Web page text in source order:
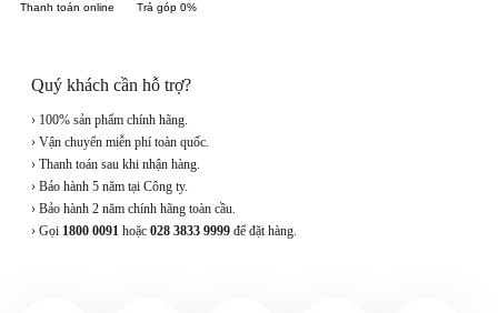
Thanh toán online Trả góp 0%
Quý khách cần hỗ trợ?
› 100% sản phẩm chính hãng.
› Vận chuyển miễn phí toàn quốc.
› Thanh toán sau khi nhận hàng.
› Bảo hành 5 năm tại Công ty.
› Bảo hành 2 năm chính hãng toàn cầu.
› Gọi 1800 0091 hoặc 028 3833 9999 để đặt hàng.